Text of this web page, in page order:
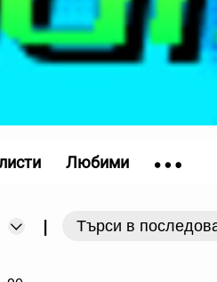
|
Любими